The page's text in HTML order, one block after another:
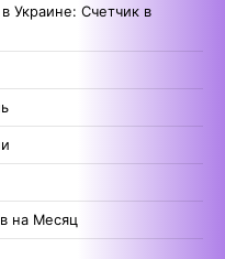
Украине: Счетчик в
на Месяц